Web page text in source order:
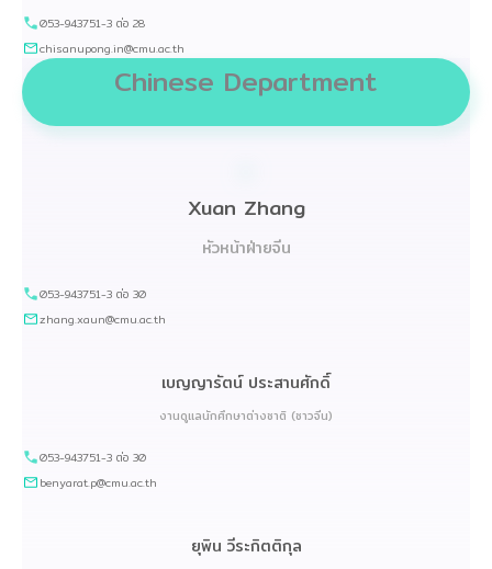
053-943751-3 ต่อ 28
chisanupong.in@cmu.ac.th
Chinese Department
Xuan Zhang
หัวหน้าฝ่ายจีน
053-943751-3 ต่อ 30
zhang.xaun@cmu.ac.th
เบญญารัตน์ ประสานศักดิ์
งานดูแลนักศึกษาต่างชาติ (ชาวจีน)
053-943751-3 ต่อ 30
benyarat.p@cmu.ac.th
ยุพิน วีระกิตติกุล